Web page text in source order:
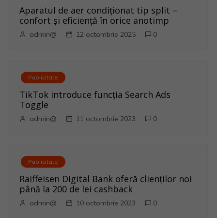
Aparatul de aer condiționat tip split –
confort și eficiență în orice anotimp
admin@ 12 octombrie 2025 0
Publicitate
TikTok introduce funcția Search Ads
Toggle
admin@ 11 octombrie 2023 0
Publicitate
Raiffeisen Digital Bank oferă clienților noi
până la 200 de lei cashback
admin@ 10 octombrie 2023 0